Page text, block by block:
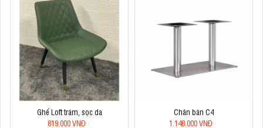
Ghế Loft trám, sọc da
819.000 VNĐ
Chân bàn C4
1.148.000 VNĐ